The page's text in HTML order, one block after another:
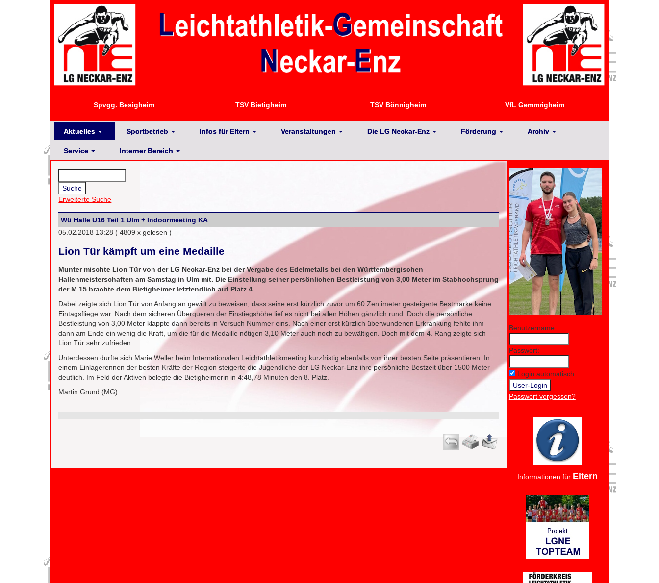
Spvgg. Besigheim TSV Bietigheim TSV Bönnigheim VfL Gemmrigheim
Aktuelles Sportbetrieb Infos für Eltern Veranstaltungen Die LG Neckar-Enz Förderung Archiv
Service Interner Bereich
Erweiterte Suche
Wü Halle U16 Teil 1 Ulm + Indoormeeting KA
05.02.2018 13:28 ( 4809 x gelesen )
Lion Tür kämpft um eine Medaille
Munter mischte Lion Tür von der LG Neckar-Enz bei der Vergabe des Edelmetalls bei den Württembergischen
Hallenmeisterschaften am Samstag in Ulm mit. Die Einstellung seiner persönlichen Bestleistung von 3,00 Meter im Stabhochsprung
der M 15 brachte dem Bietigheimer letztendlich auf Platz 4.
Dabei zeigte sich Lion Tür von Anfang an gewillt zu beweisen, dass seine erst kürzlich zuvor um 60 Zentimeter gesteigerte Bestmarke keine
Eintagsfliege war. Nach dem sicheren Überqueren der Einstiegshöhe lief es nicht bei allen Höhen gänzlich rund. Doch die persönliche
Bestleistung von 3,00 Meter klappte dann bereits in Versuch Nummer eins. Nach einer erst kürzlich überwundenen Erkrankung fehlte ihm
dann am Ende ein wenig die Kraft, um die für die Medaille nötigen 3,10 Meter auch noch zu bewältigen. Doch mit dem 4. Rang zeigte sich
Lion Tür sehr zufrieden.
Unterdessen durfte sich Marie Weller beim Internationalen Leichtathletikmeeting kurzfristig ebenfalls von ihrer besten Seite präsentieren. In
einem Einlagerennen der besten Kräfte der Region steigerte die Jugendliche der LG Neckar-Enz ihre persönliche Bestzeit über 1500 Meter
deutlich. Im Feld der Aktiven belegte die Bietigheimerin in 4:48,78 Minuten den 8. Platz.
Martin Grund (MG)
Benutzername:
Passwort:
Login automatisch
Passwort vergessen?
Informationen für Eltern